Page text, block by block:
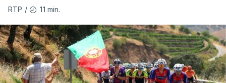
Sábado
Marítimo - Casa Pia, 1-0
Vitória de Guimarães – Arouca, 0-1
RTP / 11 min.